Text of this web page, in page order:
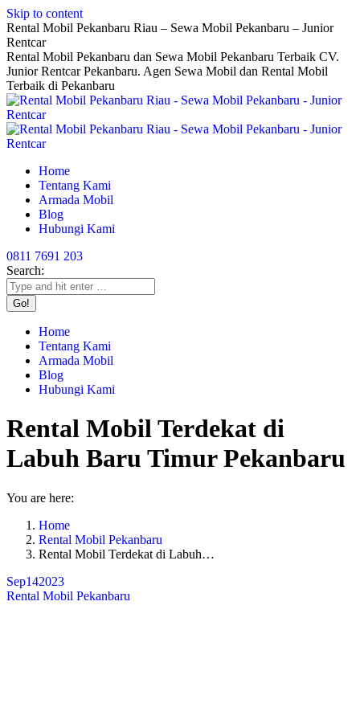
Skip to content
Rental Mobil Pekanbaru Riau – Sewa Mobil Pekanbaru – Junior
Rentcar
Rental Mobil Pekanbaru dan Sewa Mobil Pekanbaru Terbaik CV.
Junior Rentcar Pekanbaru. Agen Sewa Mobil dan Rental Mobil
Terbaik di Pekanbaru
Home
Tentang Kami
Armada Mobil
Blog
Hubungi Kami
0811 7691 203
Search:
Home
Tentang Kami
Armada Mobil
Blog
Hubungi Kami
Rental Mobil Terdekat di
Labuh Baru Timur Pekanbaru
You are here:
Home
Rental Mobil Pekanbaru
Rental Mobil Terdekat di Labuh…
Sep142023
Rental Mobil Pekanbaru